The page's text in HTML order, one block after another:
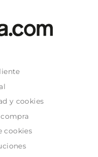
y cookies
cookies